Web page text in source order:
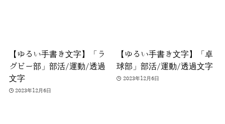
【ゆるい手書き文字】「ラ
グビー部」部活/運動/透過
文字
2023年12月6日
【ゆるい手書き文字】「卓
球部」部活/運動/透過文字
2023年12月6日